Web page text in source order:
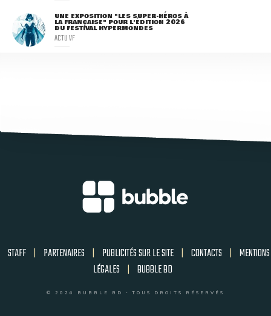
UNE EXPOSITION "LES SUPER-HÉROS À
LA FRANÇAISE" POUR L'ÉDITION 2026
DU FESTIVAL HYPERMONDES
ACTU VF
STAFF | PARTENAIRES | PUBLICITÉS SUR LE SITE | CONTACTS | MENTIONS
LÉGALES | BUBBLE BD
© 2026 BUBBLE BD - TOUS DROITS RÉSERVÉS